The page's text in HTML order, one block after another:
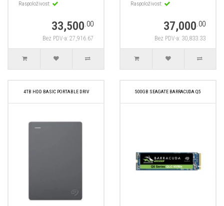
Raspoloživost:
33,500.00
Bez PDV-a: 27,916.67
Raspoloživost:
37,000.00
Bez PDV-a: 30,833.33
4TB HDD BASIC PORTABLE DRIV 500GB SEAGATE BARRACUDA Q5